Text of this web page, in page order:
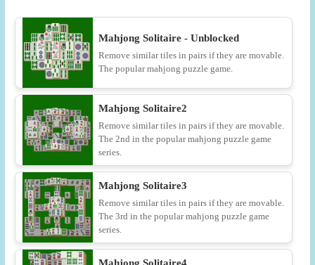
Mahjong Solitaire - Unblocked
Remove similar tiles in pairs if they are movable.
The popular mahjong puzzle game.
Mahjong Solitaire2
Remove similar tiles in pairs if they are movable.
The 2nd in the popular mahjong puzzle game
series.
Mahjong Solitaire3
Remove similar tiles in pairs if they are movable.
The 3rd in the popular mahjong puzzle game
series.